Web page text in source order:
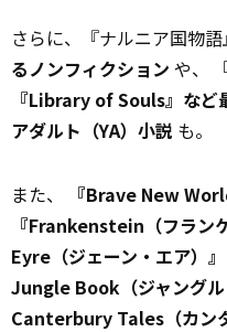
さらに、『ナルニア国物
るノンフィクション や、
『Library of Souls』など
アダルト（YA）小説 も。
また、
『Brave New
『Frankenstein（フラン
Eyre（ジェーン・エア）
Jungle Book（ジャング
Canterbury Tales（カン